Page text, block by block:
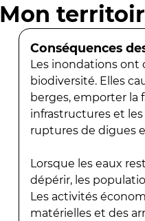
Mon
Conséquences
Les inondations ont
biodiversité. Elles
berges, emporter la
infrastructures et
ruptures de digues
Lorsque les eaux
dépérir, les
Les activités
matérielles et des